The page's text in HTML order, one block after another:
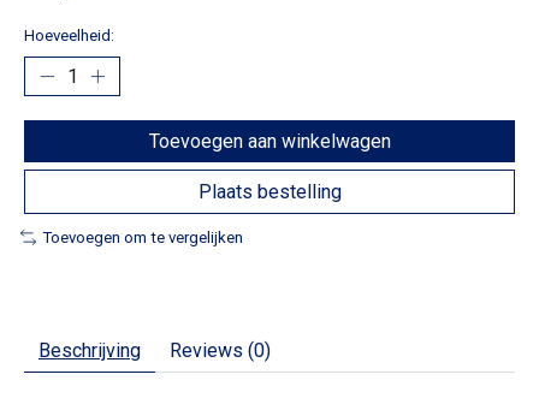
Hoeveelheid:
Toevoegen aan winkelwagen
Plaats bestelling
Toevoegen om te vergelijken
Beschrijving Reviews (0)